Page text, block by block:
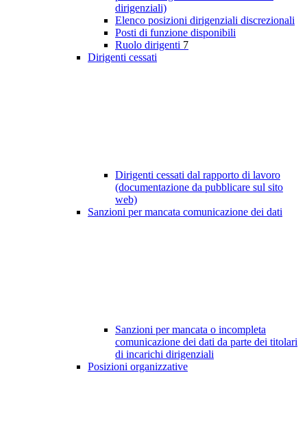
dirigenziali)
Elenco posizioni dirigenziali discrezionali
Posti di funzione disponibili
Ruolo dirigenti 7
Dirigenti cessati
Dirigenti cessati dal rapporto di lavoro
(documentazione da pubblicare sul sito
web)
Sanzioni per mancata comunicazione dei dati
Sanzioni per mancata o incompleta
comunicazione dei dati da parte dei titolari
di incarichi dirigenziali
Posizioni organizzative